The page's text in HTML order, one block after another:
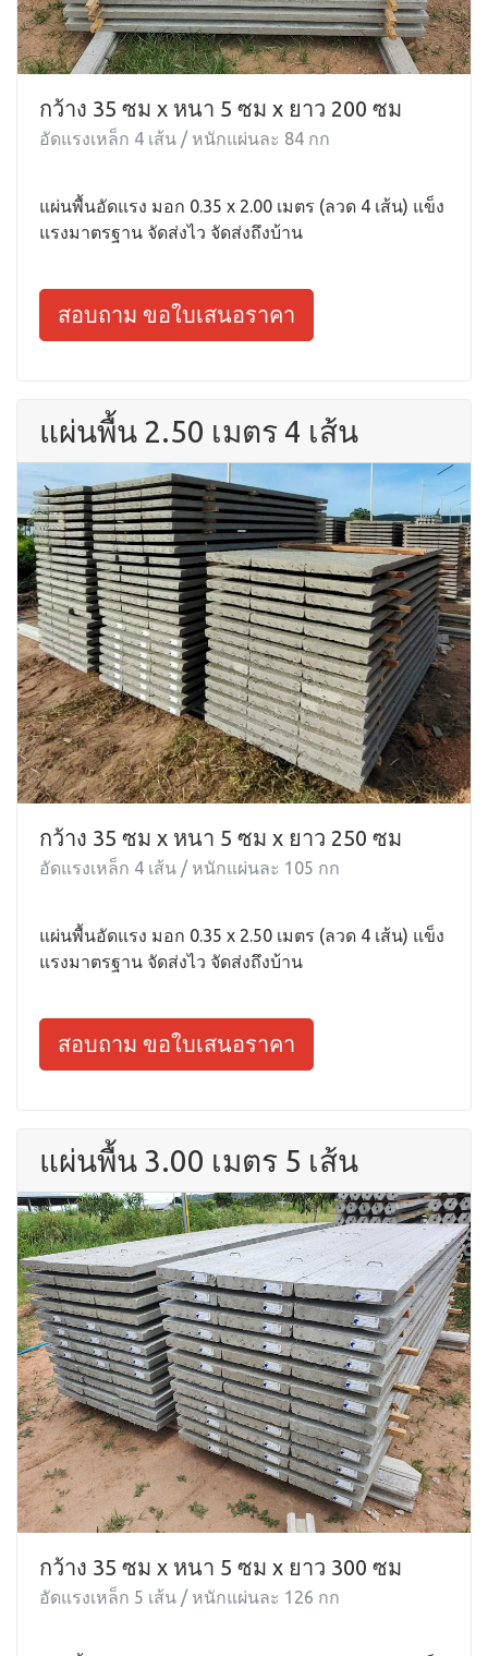
กว้าง 35 ซม x หนา 5 ซม x ยาว 200 ซม
อัดแรงเหล็ก 4 เส้น / หนักแผ่นละ 84 กก
แผ่นพื้นอัดแรง มอก 0.35 x 2.00 เมตร (ลวด 4 เส้น) แข็ง
แรงมาตรฐาน จัดส่งไว จัดส่งถึงบ้าน
สอบถาม ขอใบเสนอราคา
แผ่นพื้น 2.50 เมตร 4 เส้น
กว้าง 35 ซม x หนา 5 ซม x ยาว 250 ซม
อัดแรงเหล็ก 4 เส้น / หนักแผ่นละ 105 กก
แผ่นพื้นอัดแรง มอก 0.35 x 2.50 เมตร (ลวด 4 เส้น) แข็ง
แรงมาตรฐาน จัดส่งไว จัดส่งถึงบ้าน
สอบถาม ขอใบเสนอราคา
แผ่นพื้น 3.00 เมตร 5 เส้น
กว้าง 35 ซม x หนา 5 ซม x ยาว 300 ซม
อัดแรงเหล็ก 5 เส้น / หนักแผ่นละ 126 กก